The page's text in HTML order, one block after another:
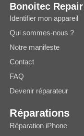
Bonoitec Repair
Identifier mon appareil
Qui sommes-nous ?
Notre manifeste
Contact
FAQ
Devenir réparateur
Réparations
Réparation iPhone